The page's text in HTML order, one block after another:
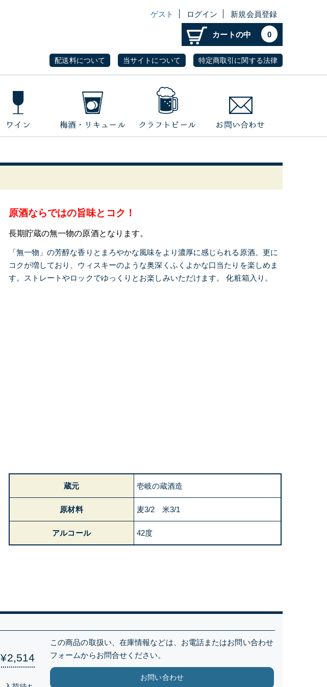
ゲスト ログイン 新規会員登録
カートの中 0
配送料について 当サイトについて 特定商取引に関する法律
原酒ならではの旨味とコク！
長期貯蔵の無一物の原酒となります。
「無一物」の芳醇な香りとまろやかな風味をより濃厚に感じられる原酒。更に
コクが増しており、ウィスキーのような奥深くふくよかな口当たりを楽しめま
す。ストレートやロックでゆっくりとお楽しみいただけます。 化粧箱入り。
蔵元 壱岐の蔵酒造
原材料 麦3/2 米3/1
アルコール 42度
¥2,514
この商品の取扱い、在庫情報などは、お電話またはお問い合わせ
フォームからお問合せください。
お問い合わせ